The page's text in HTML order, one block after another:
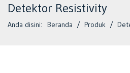
Detektor Resistivity
Anda disini: Beranda Produk